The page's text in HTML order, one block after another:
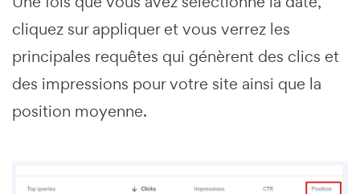
cliquez sur appliquer et vous verrez les
principales requêtes qui génèrent des clics et
des impressions pour votre site ainsi que la
position moyenne.